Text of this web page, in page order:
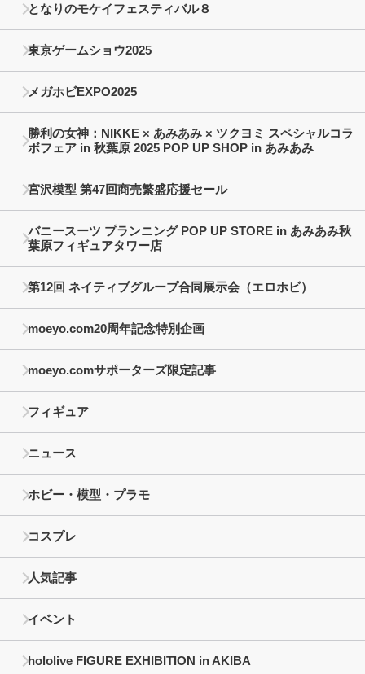
となりのモケイフェスティバル８
東京ゲームショウ2025
メガホビEXPO2025
勝利の女神：NIKKE × あみあみ × ツクヨミ スペシャルコラ
ボフェア in 秋葉原 2025 POP UP SHOP in あみあみ
宮沢模型 第47回商売繁盛応援セール
バニースーツ プランニング POP UP STORE in あみあみ秋
葉原フィギュアタワー店
第12回 ネイティブグループ合同展示会（エロホビ）
moeyo.com20周年記念特別企画
moeyo.comサポーターズ限定記事
フィギュア
ニュース
ホビー・模型・プラモ
コスプレ
人気記事
イベント
hololive FIGURE EXHIBITION in AKIBA